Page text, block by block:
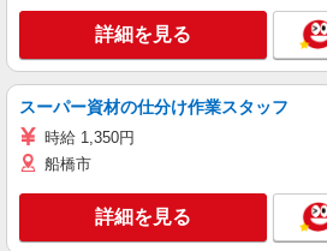
詳細を見る
スーパー資材の仕分け作業スタッフ
時給 1,350円
船橋市
詳細を見る